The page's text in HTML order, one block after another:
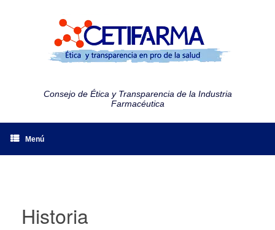
Consejo de Ética y Transparencia de la Industria
Farmacéutica
Menú
Historia